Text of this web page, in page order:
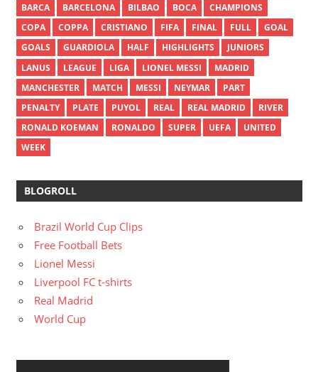
BARCA
BARCELONA BILBAO BOCA
CHAMPIONS
COPA
COPPA CRISTIANO FIFA FINAL FULL
GOAL
GOALS
GUARDIOLA HALF HIGHLIGHTS
JUNIORS
LANUS
LEAGUE LIGA LIONEL MESSI
MADRID
MANCHESTER
MATCH MESSI NEYMAR
PART
PENALTY
PLATE PUYOL REAL REAL MADRID
RIVER
RONALD KOEMAN
RONALDO SUPER UEFA
UNITED
WEEK
BLOGROLL
Brazil World Cup Clips
Free Football Bets
Lionel Messi
Liverpool FC t-shirts
Real Madrid
World Cup